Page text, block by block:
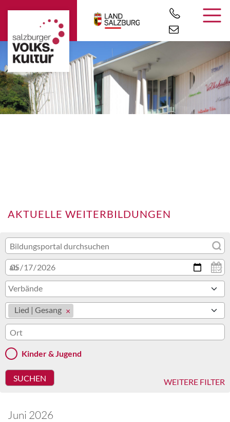
AKTUELLE WEITERBILDUNGEN
ab
WEITERE FILTER
Verbände
Lied | Gesang
Kinder & Jugend
Juni 2026